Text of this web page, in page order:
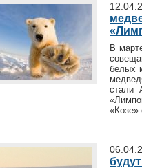
В
белых
стали
«Козе»